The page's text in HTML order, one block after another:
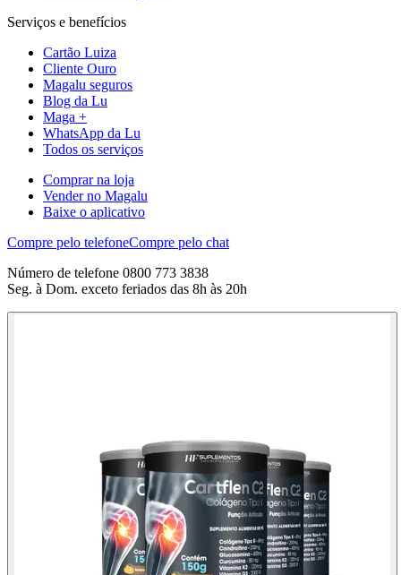
Serviços e benefícios
Cartão Luiza
Cliente Ouro
Magalu seguros
Blog da Lu
Maga +
WhatsApp da Lu
Todos os serviços
Comprar na loja
Vender no Magalu
Baixe o aplicativo
Compre pelo telefoneCompre pelo chat
Número de telefone 0800 773 3838
Seg. à Dom. exceto feriados das 8h às 20h